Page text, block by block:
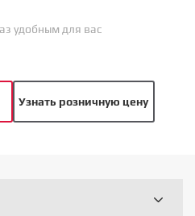
удобным для вас
Узнать розничную цену